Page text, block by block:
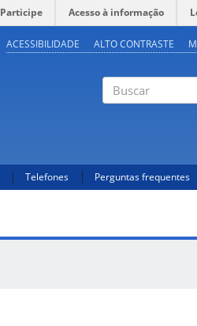
Participe Acesso à informação
ACESSIBILIDADE ALTO CONTRASTE
Telefones Perguntas frequentes